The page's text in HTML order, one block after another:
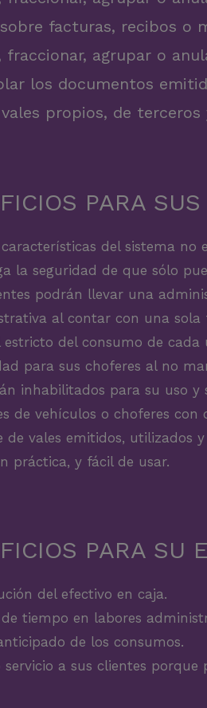
facturas, recibos o
fraccionar, agrupar o
los documentos
propios, de terceros
PARA
del sistema no
la seguridad de que sólo
podrán llevar una
al contar con una sola
estricto del consumo de cada
para sus choferes al no
inhabilitados para su uso y
de vehículos o choferes con
de vales emitidos, utilizados
práctica, y fácil de usar.
PARA SU
del efectivo en caja.
tiempo en labores
de los consumos.
servicio a sus clientes